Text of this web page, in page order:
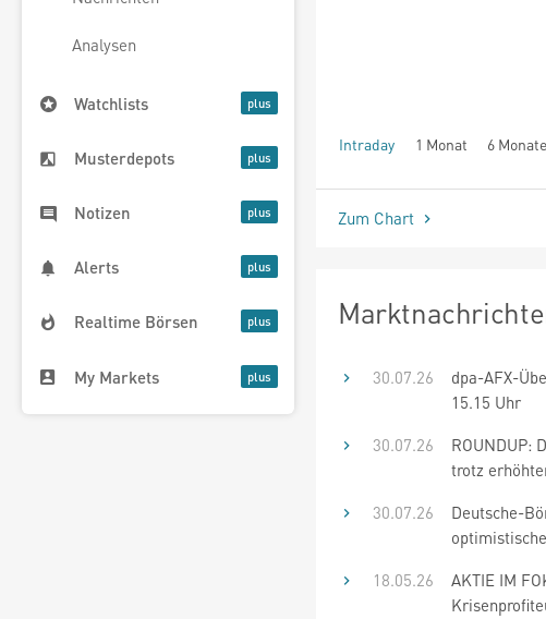
Analysen
Watchlists
Musterdepots
Notizen
Alerts
Realtime Börsen
My Markets
Intraday 1 Monat 6 Monate
seit Beginn
Zum Chart
30.07.26
dpa-AFX-
15.15 Uhr
30.07.26
ROUNDUP:
trotz
30.07.26
Deutsche-
18.05.26
AKTIE IM